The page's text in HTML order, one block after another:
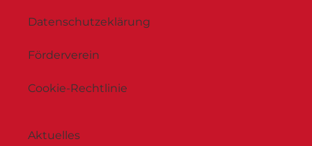
Aktuelles
Datenschutzeklärung
Förderverein
Cookie-Rechtlinie